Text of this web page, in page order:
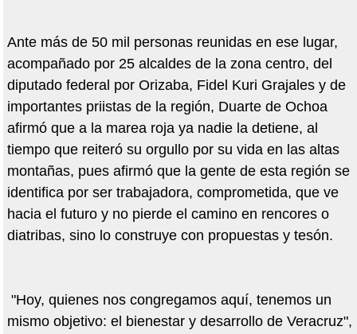
Ante más de 50 mil personas reunidas en ese lugar,
acompañado por 25 alcaldes de la zona centro, del
diputado federal por Orizaba, Fidel Kuri Grajales y de
importantes priistas de la región, Duarte de Ochoa
afirmó que a la marea roja ya nadie la detiene, al
tiempo que reiteró su orgullo por su vida en las altas
montañas, pues afirmó que la gente de esta región se
identifica por ser trabajadora, comprometida, que ve
hacia el futuro y no pierde el camino en rencores o
diatribas, sino lo construye con propuestas y tesón.
"Hoy, quienes nos congregamos aquí, tenemos un
mismo objetivo: el bienestar y desarrollo de Veracruz",